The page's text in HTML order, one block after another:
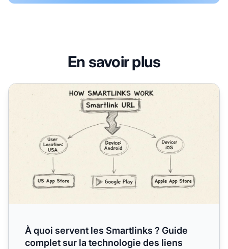
En savoir plus
À quoi servent les Smartlinks ? Guide complet sur la
À quoi servent les Smartlinks ? Guide
complet sur la technologie des liens